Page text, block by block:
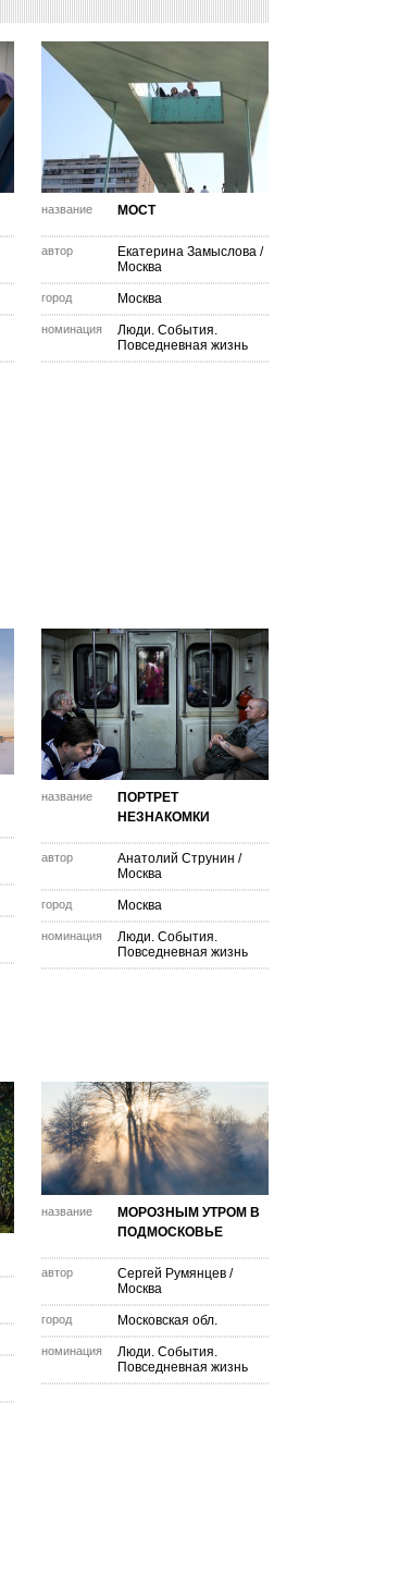
название МОСТ
автор Екатерина Замыслова /
Москва
город Москва
номинация
Люди. События.
Повседневная жизнь
название
ПОРТРЕТ
НЕЗНАКОМКИ
автор Анатолий Струнин /
Москва
город Москва
номинация
Люди. События.
Повседневная жизнь
название
МОРОЗНЫМ УТРОМ В
ПОДМОСКОВЬЕ
автор Сергей Румянцев /
Москва
город Московская обл.
номинация
Люди. События.
Повседневная жизнь